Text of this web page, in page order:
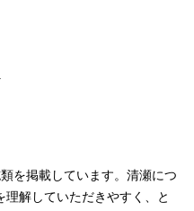
を掲載しています。清瀬につ
解していただきやすく、と